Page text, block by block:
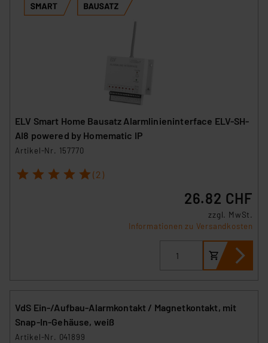
ELV Smart Home Bausatz Alarmlinieninterface ELV-SH-
AI8 powered by Homematic IP
Artikel-Nr. 157770
1 2 3 4 5 (2)
26.82 CHF
zzgl. MwSt.
Informationen zu Versandkosten
VdS Ein-/Aufbau-Alarmkontakt / Magnetkontakt, mit
Snap-In-Gehäuse, weiß
Artikel-Nr. 041899